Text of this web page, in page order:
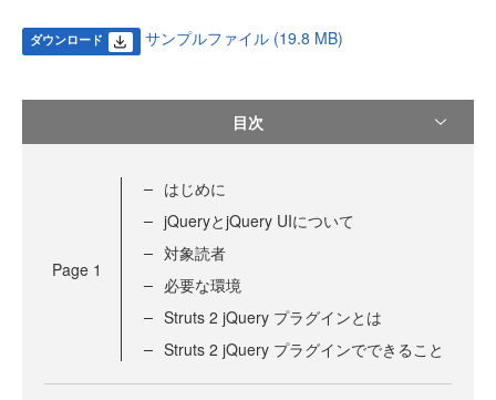
ダウンロード サンプルファイル (19.8 MB)
目次
Page 1
はじめに
jQueryとjQuery UIについて
対象読者
必要な環境
Struts 2 jQuery プラグインとは
Struts 2 jQuery プラグインでできること